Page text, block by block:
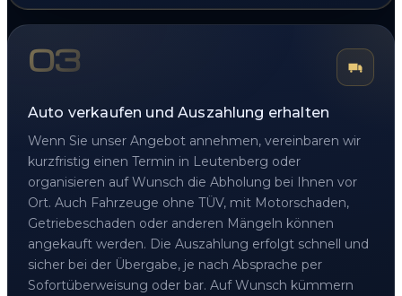
03
Auto verkaufen und Auszahlung erhalten
Wenn Sie unser Angebot annehmen, vereinbaren wir
kurzfristig einen Termin in Leutenberg oder
organisieren auf Wunsch die Abholung bei Ihnen vor
Ort. Auch Fahrzeuge ohne TÜV, mit Motorschaden,
Getriebeschaden oder anderen Mängeln können
angekauft werden. Die Auszahlung erfolgt schnell und
sicher bei der Übergabe, je nach Absprache per
Sofortüberweisung oder bar. Auf Wunsch kümmern